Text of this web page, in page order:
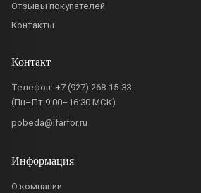
Отзывы покупателей
Контакты
Контакт
Телефон: +7 (927) 268-15-33
(Пн–Пт 9:00–16:30 МСК)
pobeda@ifarfor.ru
Информация
О компании